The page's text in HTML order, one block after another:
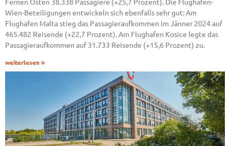
Wien-Beteiligungen entwickeln sich ebenfalls sehr gut: Am
Flughafen Malta stieg das Passagieraufkommen im Jänner 2024 auf
465.482 Reisende (+22,7 Prozent). Am Flughafen Kosice legte das
Passagieraufkommen auf 31.733 Reisende (+15,6 Prozent) zu.
weiterlesen »